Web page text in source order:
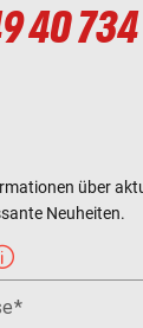
40 734
über
Neuheiten.